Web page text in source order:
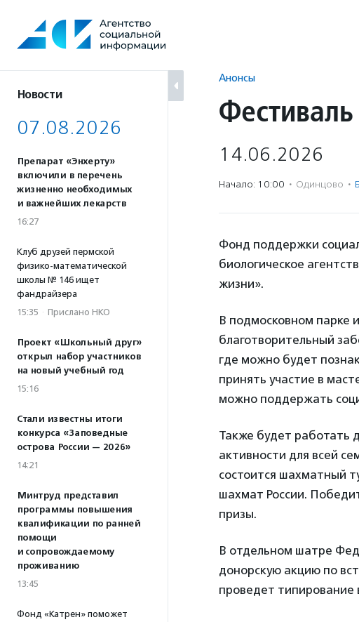
содержанию
Новости
07.08.2026
Препарат «Энхерту»
включили в перечень
жизненно необходимых
и важнейших лекарств
16:27
Клуб друзей пермской
физико-математической
школы № 146 ищет
фандрайзера
15:35 · Прислано НКО
Проект «Школьный друг»
открыл набор участников
на новый учебный год
15:16
Стали известны итоги
конкурса «Заповедные
острова России — 2026»
14:21
Минтруд представил
программы повышения
квалификации по ранней
помощи
и сопровождаемому
проживанию
13:45
Фонд «Катрен» поможет
Анонсы
14.06.2026
Начало: 10:00 · Одинцово ·
Фонд поддержки
биологическое
жизни».
В подмосковном парке
благотворительный
где можно будет
принять участие в
можно поддержать
Также будет работать
активности для всей
состоится шахматный
шахмат России.
призы.
В отдельном шатре
донорскую акцию по
проведет типирование